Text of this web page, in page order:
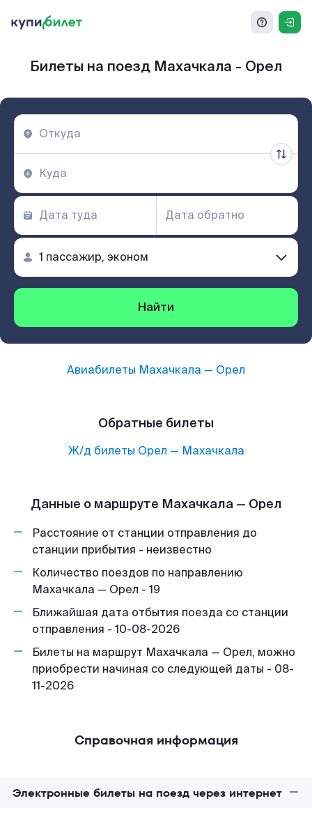
Билеты на поезд Махачкала - Орел
Найти
Авиабилеты Махачкала — Орел
Обратные билеты
Ж/д билеты Орел — Махачкала
Данные о маршруте Махачкала — Орел
Расстояние от станции отправления до
станции прибытия - неизвестно
Количество поездов по направлению
Махачкала — Орел - 19
Ближайшая дата отбытия поезда со станции
отправления - 10-08-2026
Билеты на маршрут Махачкала — Орел, можно
приобрести начиная со следующей даты - 08-
11-2026
Справочная информация
Электронные билеты на поезд через интернет